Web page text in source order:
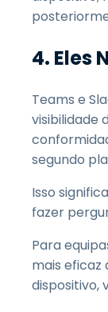
4. Eles
Teams e
visibilidade
segundo
Isso
fazer
Para
mais eficaz
dispositivo,